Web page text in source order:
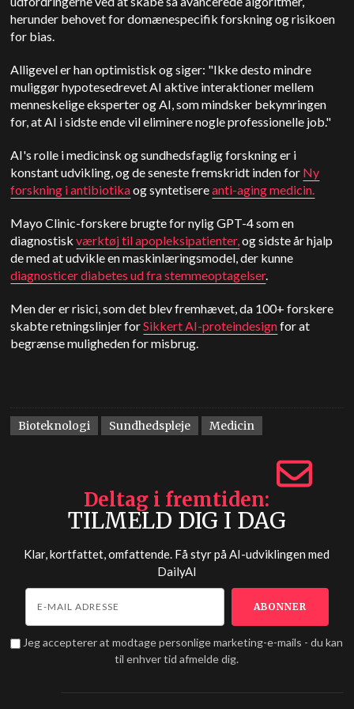
herunder behovet for domænespecifik forskning og risikoen
for bias.
Alligevel er han optimistisk og siger: "Ikke desto mindre
muliggør hypotesedrevet AI aktive interaktioner mellem
menneskelige eksperter og AI, som mindsker bekymringen
for, at AI i sidste ende vil eliminere nogle professionelle job."
AI's rolle i medicinsk og sundhedsfaglig forskning er i
konstant udvikling, og de seneste fremskridt inden for Ny
forskning i antibiotikaog syntetisereanti-aging medicin.
Mayo Clinic-forskere brugte for nylig GPT-4 som en
diagnostiskværktøj til apopleksipatienter,og sidste år hjalp
de med at udvikle en maskinlæringsmodel, der kunne
diagnosticer diabetes ud fra stemmeoptagelser.
Men der er risici, som det blev fremhævet, da 100+ forskere
skabte retningslinjer forSikkert AI-proteindesignfor at
begrænse muligheden for misbrug.
Bioteknologi Sundhedspleje Medicin
Deltag i fremtiden
TILMELD DIG I DAG
Klar, kortfattet, omfattende. Få styr på AI-udviklingen med
DailyAI
Jeg accepterer at modtage personlige marketing-e-mails - du kan
til enhver tid afmelde dig.